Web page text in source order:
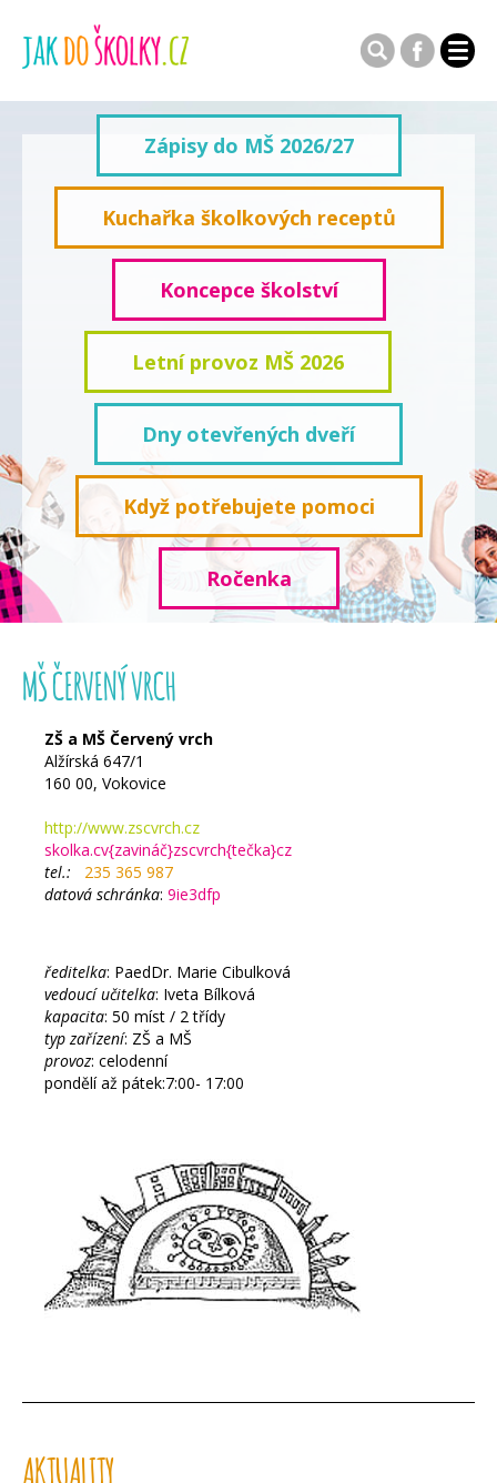
Zápisy do MŠ 2026/27
Kuchařka školkových receptů
Koncepce školství
Letní provoz MŠ 2026
Dny otevřených dveří
Když potřebujete pomoci
Ročenka
MŠ ČERVENÝ VRCH
ZŠ a MŠ Červený vrch
Alžírská 647/1
160 00, Vokovice
http://www.zscvrch.cz
skolka.cv{zavináč}zscvrch{tečka}cz
tel.:
235 365 987
datová schránka: 9ie3dfp
ředitelka: PaedDr. Marie Cibulková
vedoucí učitelka: Iveta Bílková
kapacita: 50 míst / 2 třídy
typ zařízení: ZŠ a MŠ
provoz: celodenní
pondělí až pátek:7:00- 17:00
AKTUALITY